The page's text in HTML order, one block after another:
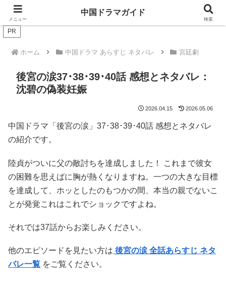
ドラマは歴史を知るともっと面白い！
PR
ホーム 中国ドラマ あらすじ ネタバレ 宮廷劇
後宮の涙37･38･39･40話 感想とネタバレ：
沈碧の偽装妊娠
2026.04.15 2026.05.06
中国ドラマ「後宮の涙」37･38･39･40話 感想とネタバレ
の紹介です。
陸貞がついに父の敵討ちを達成しました！ これまで彼女
の困難を思えばに胸が熱くなりますね。一つの大きな目標
を達成して、ホッとしたのもつかの間、本当の親でないこ
とが発覚これはこれでショックですよね。
それでは37話からお楽しみください。
他のエピソードを見たい方は 後宮の涙 全話あらすじ ネタ
バレ一覧 をご覧ください。
メニュー
中国ドラマガイド
検索